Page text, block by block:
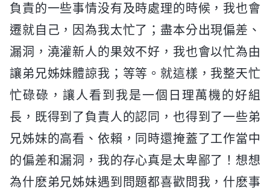
負責的一些事情没有及時處理的時候，我也會
遷就自己，因為我太忙了；盡本分出現偏差、
漏洞，澆灌新人的果效不好，我也會以忙為由
讓弟兄姊妹體諒我；等等。就這樣，我整天忙
忙碌碌，讓人看到我是一個日理萬機的好組
長，既得到了負責人的認同，也得到了一些弟
兄姊妹的高看、依賴，同時還掩蓋了工作當中
的偏差和漏洞，我的存心真是太卑鄙了！想想
為什麽弟兄姊妹遇到問題都喜歡問我，什麽事